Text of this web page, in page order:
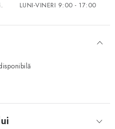
LUNI-VINERI 9:00 - 17:00